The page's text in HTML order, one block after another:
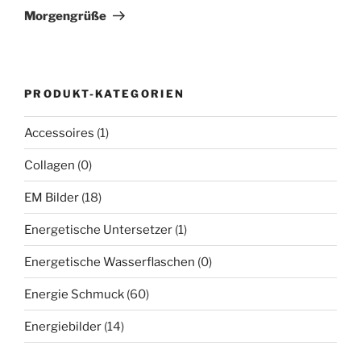
Beitrag
Morgengrüße
PRODUKT-KATEGORIEN
Accessoires (1)
Collagen (0)
EM Bilder (18)
Energetische Untersetzer (1)
Energetische Wasserflaschen (0)
Energie Schmuck (60)
Energiebilder (14)